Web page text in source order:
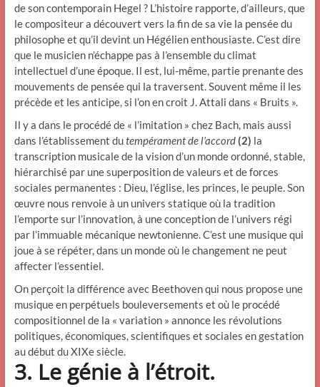
de son contemporain Hegel ? L’histoire rapporte, d’ailleurs, que
le compositeur a découvert vers la fin de sa vie la pensée du
philosophe et qu’il devint un Hégélien enthousiaste. C’est dire
que le musicien n’échappe pas à l’ensemble du climat
intellectuel d’une époque. Il est, lui-même, partie prenante des
mouvements de pensée qui la traversent. Souvent même il les
précède et les anticipe, si l’on en croit J. Attali dans « Bruits ».
Il y a dans le procédé de « l’imitation » chez Bach, mais aussi
dans l’établissement dutempérament de l’accord(2) la
transcription musicale de la vision d’un monde ordonné, stable,
hiérarchisé par une superposition de valeurs et de forces
sociales permanentes : Dieu, l’église, les princes, le peuple. Son
œuvre nous renvoie à un univers statique où la tradition
l’emporte sur l’innovation, à une conception de l’univers régi
par l’immuable mécanique newtonienne. C’est une musique qui
joue à se répéter, dans un monde où le changement ne peut
affecter l’essentiel.
On perçoit la différence avec Beethoven qui nous propose une
musique en perpétuels bouleversements et où le procédé
compositionnel de la « variation » annonce les révolutions
politiques, économiques, scientifiques et sociales en gestation
au début du XIXe siècle.
3. Le génie à l’étroit.